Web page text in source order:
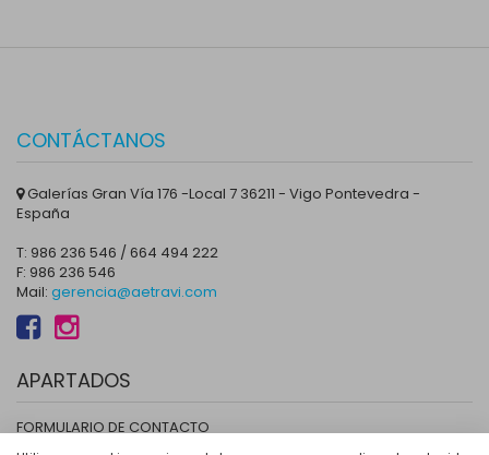
CONTÁCTANOS
Galerías Gran Vía 176 -Local 7 36211 - Vigo Pontevedra -
España
T: 986 236 546 / 664 494 222
F: 986 236 546
Mail: gerencia@aetravi.com
APARTADOS
FORMULARIO DE CONTACTO